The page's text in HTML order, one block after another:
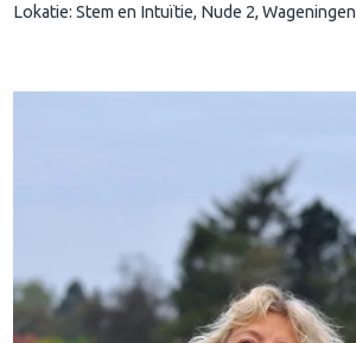
Lokatie: Stem en Intuïtie, Nude 2, Wageningen